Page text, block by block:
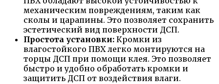
механическим повреждениям, таким как
сколы и царапины. Это позволяет сохранить
эстетический вид поверхности ДСП.
Простота установки: Кромки из
влагостойкого ПВХ легко монтируются на
торцы ДСП при помощи клея. Это позволяет
быстро и удобно обработать кромки и
защитить ДСП от воздействия влаги.